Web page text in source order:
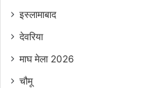
इस्लामाबाद
देवरिया
माघ मेला 2026
चौमू